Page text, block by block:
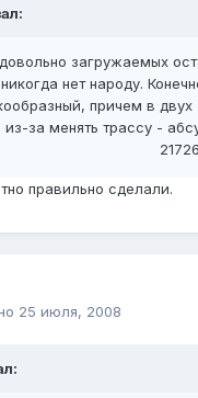
загружаемых
нет народу.
причем в двух
из-за менять трассу -
правильно сделали.
25 июля, 2008